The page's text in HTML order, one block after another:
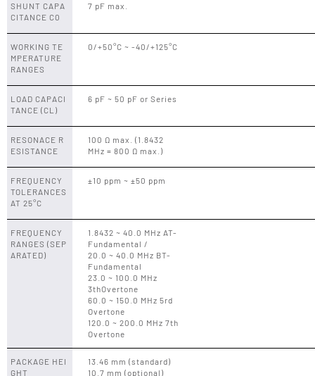
SHUNT CAPA
CITANCE C0
7 pF max.
WORKING TE
MPERATURE
RANGES
0/+50°C ~ -40/+125°C
LOAD CAPACI
TANCE (CL)
6 pF ~ 50 pF or Series
RESONACE R
ESISTANCE
100 Ω max. (1.8432
MHz = 800 Ω max.)
FREQUENCY
TOLERANCES
AT 25°C
±10 ppm ~ ±50 ppm
FREQUENCY
RANGES (SEP
ARATED)
1.8432 ~ 40.0 MHz AT-
Fundamental /
20.0 ~ 40.0 MHz BT-
Fundamental
23.0 ~ 100.0 MHz
3thOvertone
60.0 ~ 150.0 MHz 5rd
Overtone
120.0 ~ 200.0 MHz 7th
Overtone
PACKAGE HEI
GHT
13.46 mm (standard)
10.7 mm (optional)